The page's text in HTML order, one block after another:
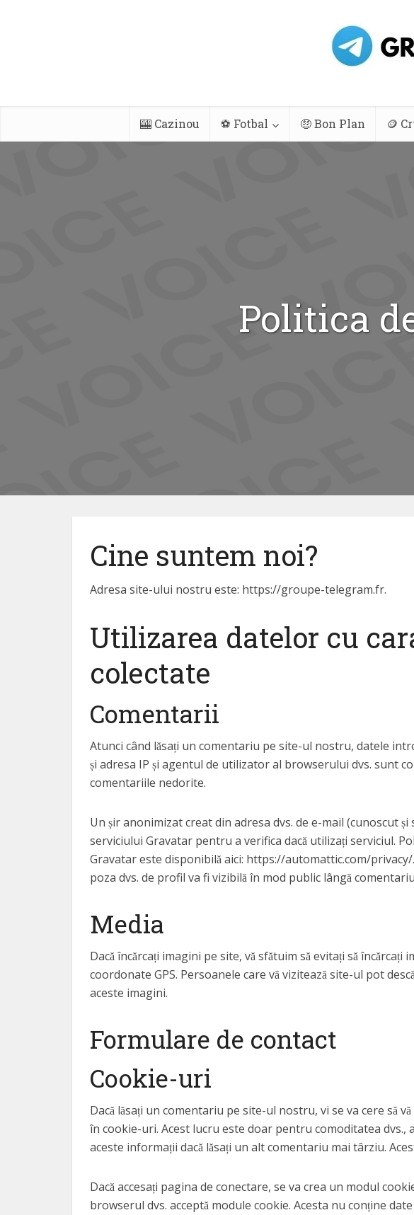
🎰 Cazinou ⚽ Fotbal 🤑 Bon Plan 🪙
Politica
Cine suntem noi?
Adresa site-ului nostru este: https://groupe-telegram.fr.
Utilizarea datelor cu
colectate
Comentarii
Atunci când lăsați un comentariu pe site-ul nostru, datele
și adresa IP și agentul de utilizator al browserului dvs. sunt
comentariile nedorite.
Un șir anonimizat creat din adresa dvs. de e-mail (cunoscut
serviciului Gravatar pentru a verifica dacă utilizați serviciul.
Gravatar este disponibilă aici: https://automattic.com/
poza dvs. de profil va fi vizibilă în mod public lângă
Media
Dacă încărcați imagini pe site, vă sfătuim să evitați să încărcați
coordonate GPS. Persoanele care vă vizitează site-ul pot
aceste imagini.
Formulare de contact
Cookie-uri
Dacă lăsați un comentariu pe site-ul nostru, vi se va cere să
în cookie-uri. Acest lucru este doar pentru comoditatea dvs.,
aceste informații dacă lăsați un alt comentariu mai târziu.
Dacă accesați pagina de conectare, se va crea un modul
browserul dvs. acceptă module cookie. Acesta nu conține